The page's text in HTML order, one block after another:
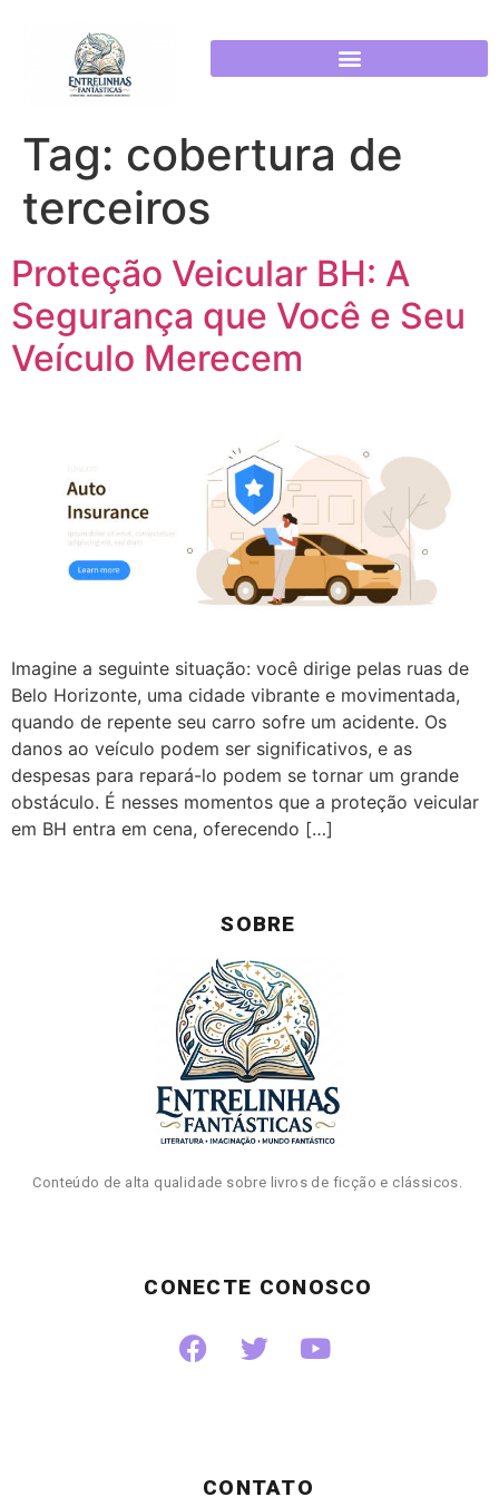
Tag: cobertura de
terceiros
Proteção Veicular BH: A
Segurança que Você e Seu
Veículo Merecem
Imagine a seguinte situação: você dirige pelas ruas de
Belo Horizonte, uma cidade vibrante e movimentada,
quando de repente seu carro sofre um acidente. Os
danos ao veículo podem ser significativos, e as
despesas para repará-lo podem se tornar um grande
obstáculo. É nesses momentos que a proteção veicular
em BH entra em cena, oferecendo […]
SOBRE
Conteúdo de alta qualidade sobre livros de ficção e clássicos.
CONECTE CONOSCO
CONTATO